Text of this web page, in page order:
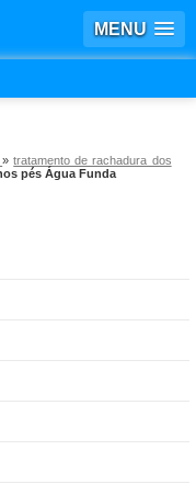
MENU
»tratamento de rachadura dos
pés Água Funda